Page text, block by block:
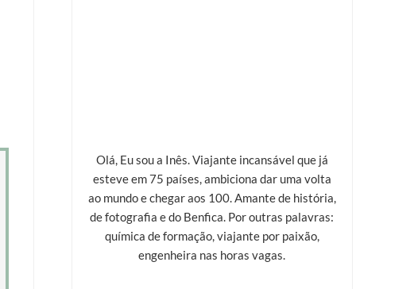
Olá, Eu sou a Inês. Viajante incansável que já
esteve em 75 países, ambiciona dar uma volta
ao mundo e chegar aos 100. Amante de história,
de fotografia e do Benfica. Por outras palavras:
química de formação, viajante por paixão,
engenheira nas horas vagas.